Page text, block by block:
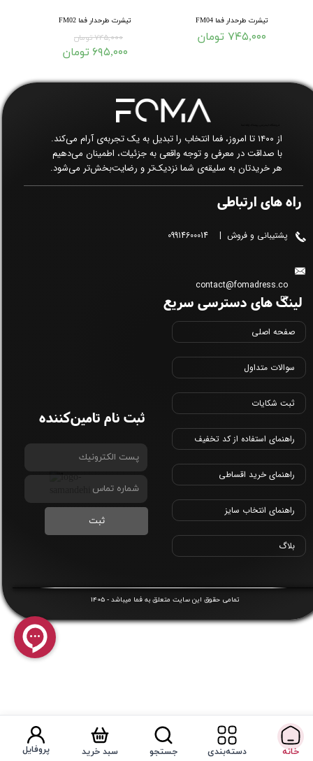
خانه دسته‌بندی جستجو سبد خرید پروفایل
تیشرت طرحدار فما FM02
۷۴۵,۰۰۰ تومان
۶۹۵,۰۰۰ تومان
تیشرت طرحدار فما FM04
۷۴۵,۰۰۰ تومان
​تمامی حقوق این سایت متعلق بهفما میباشد -1405
راه های ارتباطی
پشتیبانی و فروش | 09914600014
contact@fomadress.co
m
لینک های دسترسی سریع
صفحه اصلی
سوالات متداول
ثبت شکایات
راهنمای استفاده از کد تخفیف
راهنمای خرید اقساطی
راهنمای انتخاب سایز
بلاگ
از ۱۴۰۰ تا امروز، فما انتخاب را تبدیل به یک تجربه‌ی آرام می‌کند.
با صداقت در معرفی و توجه واقعی به جزئیات، اطمینان می‌دهیم
هر خریدتان به سلیقه‌ی شما نزدیک‌تر و رضایت‌بخش‌تر می‌شود.
ثبت
ثبت نام تامین‌کننده